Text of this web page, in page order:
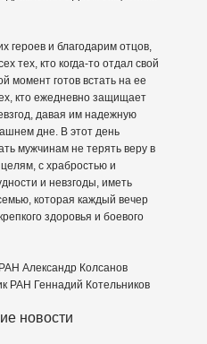
и благодарим отцов,
тех, кто когда-то отдал свой
момент готов встать на ее
кто ежедневно защищает
давая им надежную
дне. В этот день
мужчинам не терять веру в
с храбростью и
и невзгоды, иметь
которая каждый вечер
здоровья и боевого
Александр Колсанов
РАН Геннадий Котельников
новости